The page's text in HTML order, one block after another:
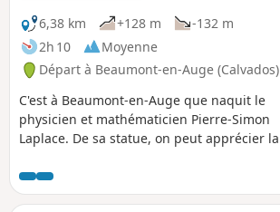
6,38 km
+128 m
-132 m
2h 10
Moyenne
Départ à Beaumont-en-Auge (Calvados)
C'est à Beaumont-en-Auge que naquit le
physicien et mathématicien Pierre-Simon
Laplace. De sa statue, on peut apprécier la